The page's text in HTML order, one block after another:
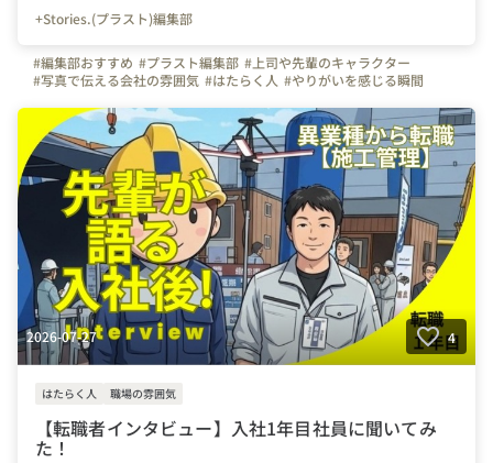
+Stories.(プラスト)編集部
#編集部おすすめ #プラスト編集部 #上司や先輩のキャラクター
#写真で伝える会社の雰囲気 #はたらく人 #やりがいを感じる瞬間
#マイナビ転職
#弊社のすごいところ #自慢の福利厚生
#+Stories.(プラスト)編集部
#北海道 #宮城県 #福島県 #東京都
#神奈川県 #千葉県 #埼玉県 #群馬県 #栃木県 #茨城県 #新潟県
#長野県 #静岡県 #愛知県 #富山県 #大阪府 #京都府 #兵庫県 #滋賀県
#三重県 #岡山県 #広島県 #山口県 #島根県 #徳島県 #愛媛県
#福岡県
#大分県 #熊本県 #宮崎県 #沖縄県
2026-07-27 4
はたらく人 職場の雰囲気
【転職者インタビュー】入社1年目社員に聞いてみ
た！